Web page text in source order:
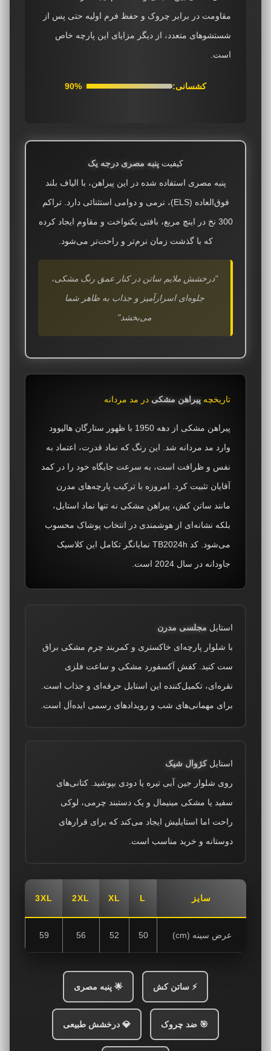
مقاومت در برابر چروک و حفظ فرم اولیه حتی پس از
شستشوهای متعدد، از دیگر مزایای این پارچه خاص
است.
کشسانی: 90%
کیفیت پنبه مصری درجه یک
پنبه مصری استفاده شده در این پیراهن، با الیاف بلند
فوق‌العاده (ELS)، نرمی و دوامی استثنائی دارد. تراکم
300 نخ در اینچ مربع، بافتی یکنواخت و مقاوم ایجاد کرده
که با گذشت زمان نرم‌تر و راحت‌تر می‌شود.
"درخشش ملایم ساتن در کنار عمق رنگ مشکی،
جلوه‌ای اسرارآمیز و جذاب به ظاهر شما
می‌بخشد"
تاریخچه پیراهن مشکی در مد مردانه
پیراهن مشکی از دهه 1950 با ظهور ستارگان هالیوود
وارد مد مردانه شد. این رنگ که نماد قدرت، اعتماد به
نفس و ظرافت است، به سرعت جایگاه خود را در کمد
آقایان تثبیت کرد. امروزه با ترکیب پارچه‌های مدرن
مانند ساتن کش، پیراهن مشکی نه تنها نماد استایل،
بلکه نشانه‌ای از هوشمندی در انتخاب پوشاک محسوب
می‌شود. کد TB2024h نمایانگر تکامل این کلاسیک
جاودانه در سال 2024 است.
استایل مجلسی مدرن
با شلوار پارچه‌ای خاکستری و کمربند چرم مشکی براق
ست کنید. کفش آکسفورد مشکی و ساعت فلزی
نقره‌ای، تکمیل‌کننده این استایل حرفه‌ای و جذاب است.
برای مهمانی‌های شب و رویدادهای رسمی ایده‌آل است.
استایلکژوال شیک
روی شلوار جین آبی تیره یا دودی بپوشید. کتانی‌های
سفید یا مشکی مینیمال و یک دستبند چرمی، لوکی
راحت اما استایلیش ایجاد می‌کند که برای قرارهای
دوستانه و خرید مناسب است.
سایز L
XL
2XL
3XL
عرض سینه (cm) 50
52
56
59
⚡ ساتن کش 🌟 پنبه مصری
🎯 ضد چروک 💎 درخشش طبیعی